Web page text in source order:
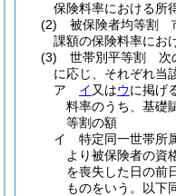
保険料率における所
(2)
被保険者均等割
課額の保険料率にお
(3)
世帯別平等割 次
に応じ、それぞれ当
ア
イ 又はウに掲げ
料率のうち、基礎
等割の額
イ
特定同一世帯所
より被保険者の資
を喪失した日の前
ものをいう。以下